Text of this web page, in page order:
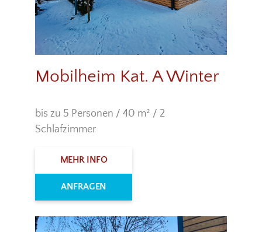
Mobilheim Kat. A Winter
bis zu 5 Personen / 40 m² / 2
Schlafzimmer
MEHR INFO
ANFRAGEN